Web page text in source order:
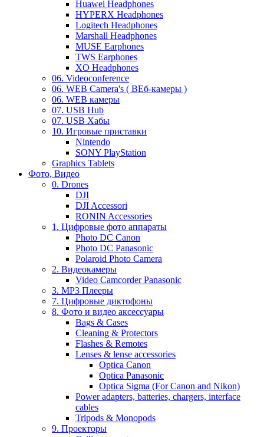
Huawei Headphones
HYPERX Headphones
Logitech Headphones
Marshall Headphones
MUSE Earphones
TWS Earphones
XO Headphones
06. Videoconference
06. WEB Camera's ( ВЕб-камеры )
06. WEB камеры
07. USB Hub
07. USB Хабы
10. Игровые приставки
Nintendo
SONY PlayStation
Graphics Tablets
Фото, Видео
0. Drones
DJI
DJI Accessori
RONIN Accessories
1. Цифровые фото аппараты
Photo DC Canon
Photo DC Panasonic
Polaroid Photo Camera
2. Видеокамеры
Video Camcorder Panasonic
3. MP3 Плееры
7. Цифровые диктофоны
8. Фото и видео аксессуары
Bags & Cases
Cleaning & Protectors
Flashes & Remotes
Lenses & lense accessories
Optica Canon
Optica Panasonic
Optica Sigma (For Canon and Nikon)
Power adapters, batteries, chargers, interface
cables
Tripods & Monopods
9. Проекторы